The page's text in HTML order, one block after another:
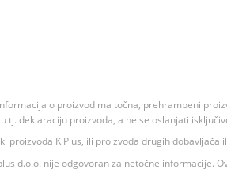
o proizvodima točna, prehrambeni
deklaraciju proizvoda, a ne se oslanjati
K Plus, ili proizvoda drugih
d.o.o. nije odgovoran za netočne informacije.